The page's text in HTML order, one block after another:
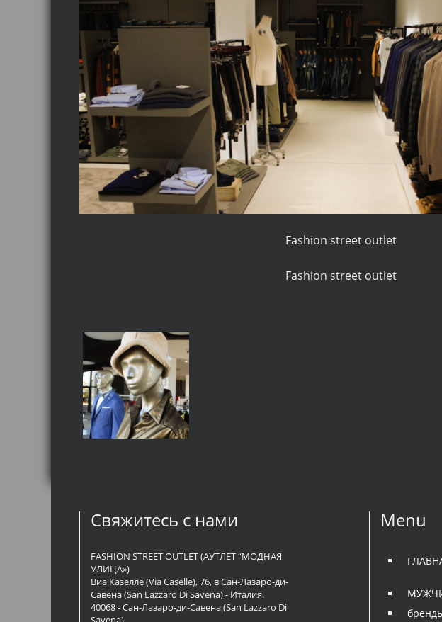
Fashion street outlet
Fashion street outlet
Свяжитесь с нами
FASHION STREET OUTLET (АУТЛЕТ “МОДНАЯ
УЛИЦА»)
Виа Казелле (Via Caselle), 76, в Сан-Лазаро-ди-
Савена (San Lazzaro Di Savena) - Италия.
40068 - Сан-Лазаро-ди-Савена (San Lazzaro Di
Menu